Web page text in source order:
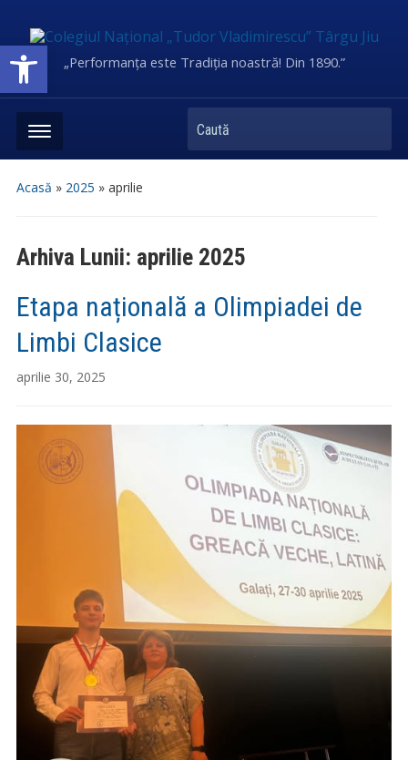
Deschide bara de unelte„Performanța este Tradiția noastră! Din 1890.”
Caută
Acasă » 2025 » aprilie
Arhiva Lunii: aprilie 2025
Etapa națională a Olimpiadei de
Limbi Clasice
aprilie 30, 2025